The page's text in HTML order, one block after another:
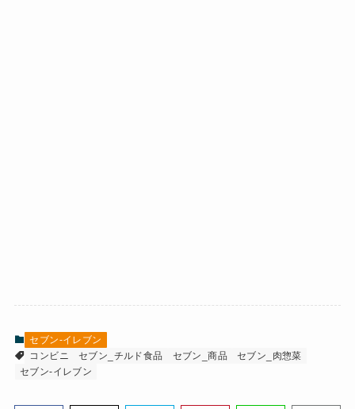
セブン-イレブン
コンビニ
セブン_チルド食品 セブン_商品
セブン_肉惣菜
セブン-イレブン